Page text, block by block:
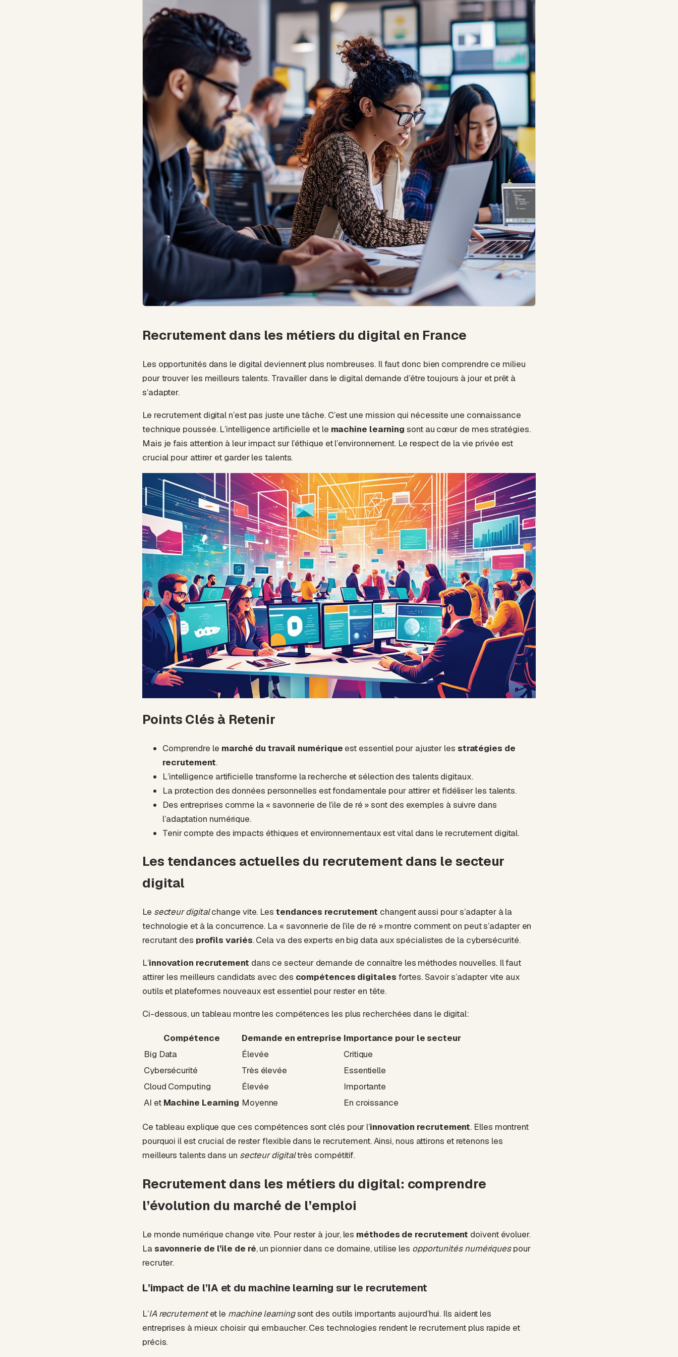
Recrutement dans les métiers du digital en France
Les opportunités dans le digital deviennent plus nombreuses. Il faut donc bien comprendre ce milieu
pour trouver les meilleurs talents. Travailler dans le digital demande d’être toujours à jour et prêt à
s’adapter.
Le recrutement digital n’est pas juste une tâche. C’est une mission qui nécessite une connaissance
technique poussée. L’intelligence artificielle et le machine learning sont au cœur de mes stratégies.
Mais je fais attention à leur impact sur l’éthique et l’environnement. Le respect de la vie privée est
crucial pour attirer et garder les talents.
Points Clés à Retenir
Comprendre le marché du travail numérique est essentiel pour ajuster les stratégies de
recrutement.
L’intelligence artificielle transforme la recherche et sélection des talents digitaux.
La protection des données personnelles est fondamentale pour attirer et fidéliser les talents.
Des entreprises comme la « savonnerie de l’ile de ré » sont des exemples à suivre dans
l’adaptation numérique.
Tenir compte des impacts éthiques et environnementaux est vital dans le recrutement digital.
Les tendances actuelles du recrutement dans le secteur
digital
Le secteur digitalchange vite. Les tendances recrutement changent aussi pour s’adapter à la
technologie et à la concurrence. La « savonnerie de l’ile de ré » montre comment on peut s’adapter en
recrutant des profils variés. Cela va des experts en big data aux spécialistes de la cybersécurité.
L’innovation recrutement dans ce secteur demande de connaître les méthodes nouvelles. Il faut
attirer les meilleurs candidats avec des compétences digitales fortes. Savoir s’adapter vite aux
outils et plateformes nouveaux est essentiel pour rester en tête.
Ci-dessous, un tableau montre les compétences les plus recherchées dans le digital:
Compétence Demande en entreprise Importance pour le secteur
Big Data
Élevée
Critique
Cybersécurité
Très élevée
Essentielle
Cloud Computing
Élevée
Importante
AI et Machine Learning Moyenne En croissance
Ce tableau explique que ces compétences sont clés pour l’innovation recrutement. Elles montrent
pourquoi il est crucial de rester flexible dans le recrutement. Ainsi, nous attirons et retenons les
meilleurs talents dans un secteur digitaltrès compétitif.
Recrutement dans les métiers du digital: comprendre
l’évolution du marché de l’emploi
Le monde numérique change vite. Pour rester à jour, les méthodes de recrutement doivent évoluer.
Lasavonnerie de l’ile de ré, un pionnier dans ce domaine, utilise les opportunités numériquespour
recruter.
L’impact de l’IA et du machine learning sur le recrutement
L’IA recrutementet le machine learningsont des outils importants aujourd’hui. Ils aident les
entreprises à mieux choisir qui embaucher. Ces technologies rendent le recrutement plus rapide et
précis.